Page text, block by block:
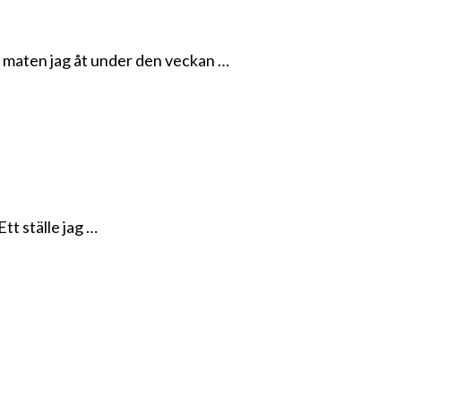
jag åt under den veckan …
ställe jag …